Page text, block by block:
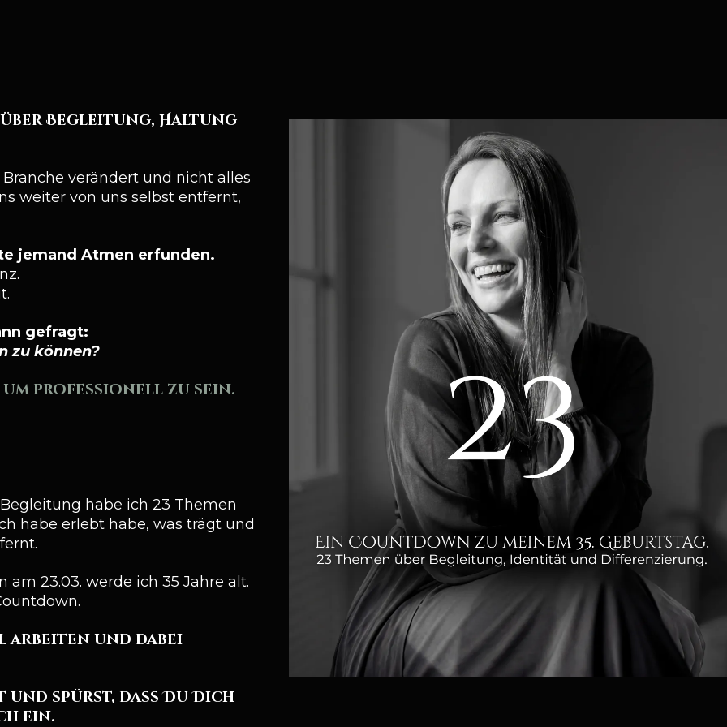
über Begleitung, Haltung
verändert und nicht alles
weiter von uns selbst entfernt,
jemand Atmen erfunden.
gefragt:
zu können?
professionell zu sein.
habe ich 23 Themen
habe erlebt habe, was trägt und
23.03. werde ich 35 Jahre alt.
arbeiten und dabei
und spürst, dass Du Dich
ein.